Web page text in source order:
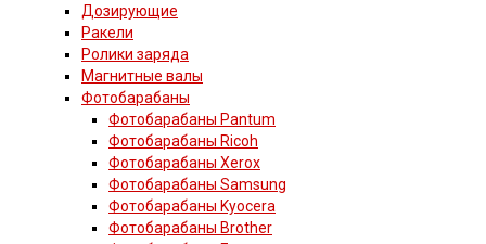
Дозирующие
Ракели
Ролики заряда
Магнитные валы
Фотобарабаны
Фотобарабаны Pantum
Фотобарабаны Ricoh
Фотобарабаны Xerox
Фотобарабаны Samsung
Фотобарабаны Kyocera
Фотобарабаны Brother